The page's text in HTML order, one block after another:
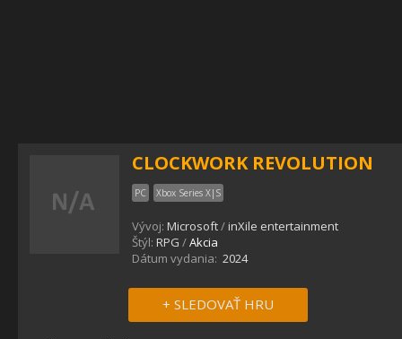
CLOCKWORK REVOLUTION
PC Xbox Series X|S
Vývoj: Microsoft/inXile entertainment
Štýl: RPG /Akcia
Dátum vydania: 2024
+ SLEDOVAŤ HRU